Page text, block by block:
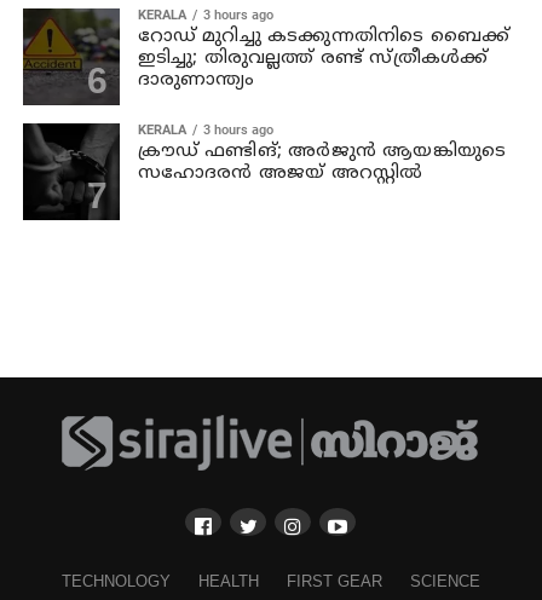
KERALA 3 hours ago
റോഡ് മുറിച്ചു കടക്കുന്നതിനിടെ ബൈക്ക്
ഇടിച്ചു; തിരുവല്ലത്ത് രണ്ട് സ്ത്രീകള്‍ക്ക്
ദാരുണാന്ത്യം
KERALA 3 hours ago
ക്രൗഡ് ഫണ്ടിങ്; അര്‍ജുന്‍ ആയങ്കിയുടെ
സഹോദരന്‍ അജയ് അറസ്റ്റില്‍
TECHNOLOGY HEALTH FIRST GEAR SCIENCE